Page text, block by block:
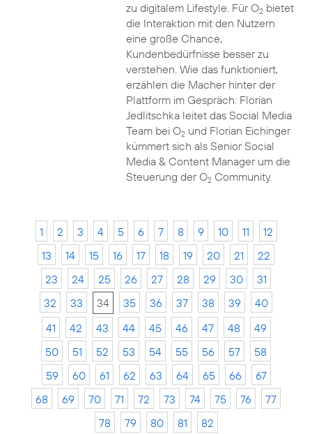
zu digitalem Lifestyle. Für O2bietet
die Interaktion mit den Nutzern
eine große Chance,
Kundenbedürfnisse besser zu
verstehen. Wie das funktioniert,
erzählen die Macher hinter der
Plattform im Gespräch: Florian
Jedlitschka leitet das Social Media
Team bei O2und Florian Eichinger
kümmert sich als Senior Social
Media & Content Manager um die
Steuerung der O2Community.
1 2 3 4 5 6 7 8 9 10 11
12
13
14 15 16 17 18 19 20 21
22
23
24 25 26 27 28 29 30
31
32
33 34 35 36 37 38 39
40
41
42 43 44 45 46 47 48
49
50
51 52 53 54 55 56 57
58
59
60 61 62 63 64 65 66
67
68
69 70 71 72 73 74 75 76
77
78
79 80 81 82